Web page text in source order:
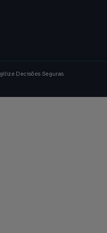
Decisões Seguras